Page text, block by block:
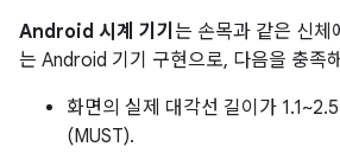
Android 시계 기기 는 손목과 같은 신체
는 Android 기기 구현으로, 다음을 충족
화면의 실제 대각선 길이가
(MUST).